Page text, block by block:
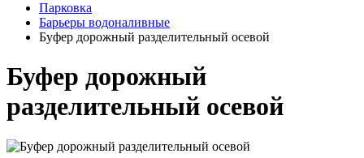
Парковка
Барьеры водоналивные
Буфер дорожный разделительный осевой
Буфер дорожный
разделительный осевой